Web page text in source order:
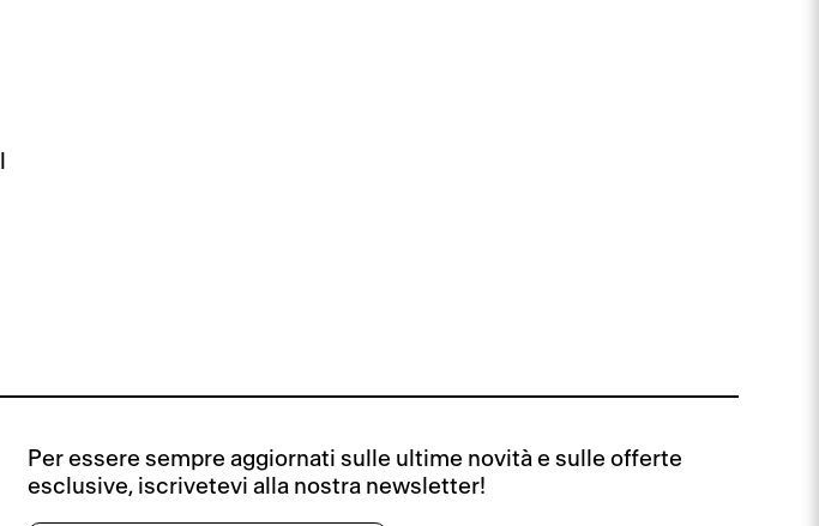
Per essere sempre aggiornati sulle ultime novità e sulle offerte
esclusive, iscrivetevi alla nostra newsletter!